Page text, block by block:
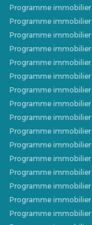
Programme immobilier
Programme
Programme
Programme immobilier
Programme
Programme
Programme
Programme
Programme immobilier
Programme
Programme
Programme
Programme
Programme
Programme
Programme